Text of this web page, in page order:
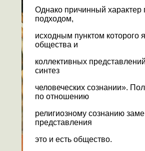
Однако причинный характер
подходом,
исходным пунктом которого
общества и
коллективных
синтез
человеческих сознании».
по отношению
религиозному сознанию
представления
это и есть общество.